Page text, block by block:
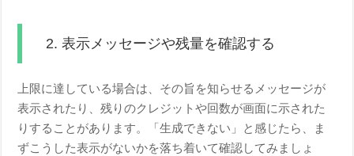
2. 表示メッセージや残量を確認する
上限に達している場合は、その旨を知らせるメッセージが
表示されたり、残りのクレジットや回数が画面に示された
りすることがあります。「生成できない」と感じたら、ま
ずこうした表示がないかを落ち着いて確認してみましょ